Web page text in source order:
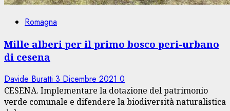
Romagna
Mille alberi per il primo bosco peri-urbano
di cesena
Davide Buratti 3 Dicembre 2021 0
CESENA. Implementare la dotazione del patrimonio
verde comunale e difendere la biodiversità naturalistica